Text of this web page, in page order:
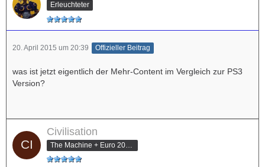
Erleuchteter
20. April 2015 um 20:39 Offizieller Beitrag
was ist jetzt eigentlich der Mehr-Content im Vergleich zur PS3
Version?
Civilisation
The Machine + Euro 2012 Champion